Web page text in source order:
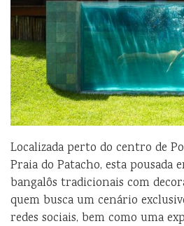
Localizada perto do centro de
Praia do Patacho, esta pousada
bangalôs tradicionais com
quem busca um cenário
redes sociais, bem como uma